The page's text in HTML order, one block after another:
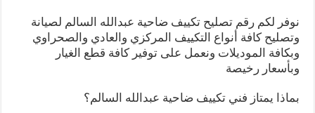
نوفر لكم رقم تصليح تكييف ضاحية عبدالله السالم لصيانة
وتصليح كافة أنواع التكييف المركزي والعادي والصحراوي
وبكافة الموديلات ونعمل على توفير كافة قطع الغيار
وبأسعار رخيصة
بماذا يمتاز فني تكييف ضاحية عبدالله السالم؟